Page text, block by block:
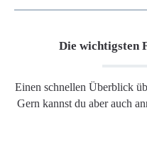
Die wichtigsten
Einen schnellen Überblick
Gern kannst du aber auch